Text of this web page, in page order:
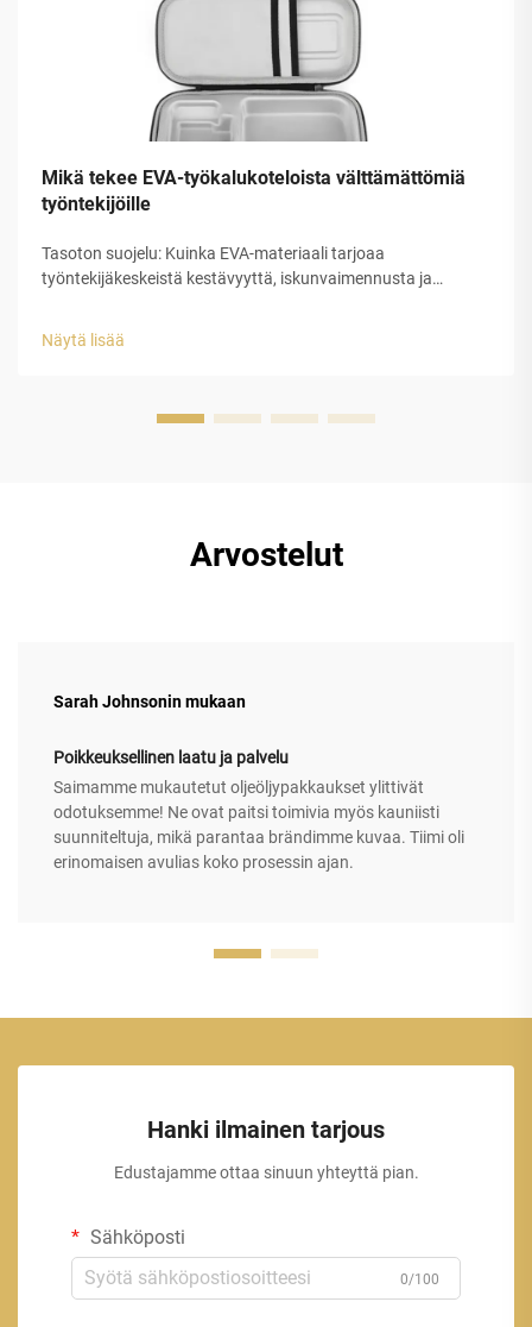
Mikä tekee EVA-työkalukoteloista välttämättömiä
työntekijöille
Tasoton suojelu: Kuinka EVA-materiaali tarjoaa
työntekijäkeskeistä kestävyyttä, iskunvaimennusta ja
ansiosta, joka imee itseensä iskunenergian...
Näytä lisää
Arvostelut
Sarah Johnsonin mukaan
Poikkeuksellinen laatu ja palvelu
Saimamme mukautetut oljeöljypakkaukset ylittivät
odotuksemme! Ne ovat paitsi toimivia myös kauniisti
suunniteltuja, mikä parantaa brändimme kuvaa. Tiimi oli
erinomaisen avulias koko prosessin ajan.
Hanki ilmainen tarjous
Edustajamme ottaa sinuun yhteyttä pian.
Sähköposti
0/100